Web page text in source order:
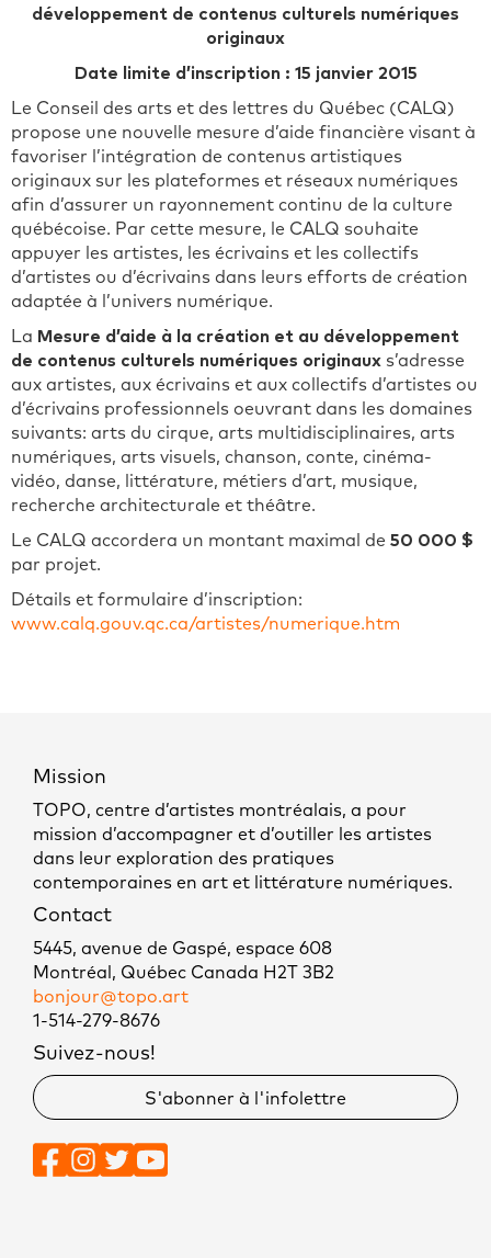
développement de contenus culturels numériques
originaux
Date limite d’inscription : 15 janvier 2015
Le Conseil des arts et des lettres du Québec (CALQ)
propose une nouvelle mesure d’aide financière visant à
favoriser l’intégration de contenus artistiques
originaux sur les plateformes et réseaux numériques
afin d’assurer un rayonnement continu de la culture
québécoise. Par cette mesure, le CALQ souhaite
appuyer les artistes, les écrivains et les collectifs
d’artistes ou d’écrivains dans leurs efforts de création
adaptée à l’univers numérique.
La Mesure d’aide à la création et au développement
de contenus culturels numériques originaux s’adresse
aux artistes, aux écrivains et aux collectifs d’artistes ou
d’écrivains professionnels oeuvrant dans les domaines
suivants: arts du cirque, arts multidisciplinaires, arts
numériques, arts visuels, chanson, conte, cinéma-
vidéo, danse, littérature, métiers d’art, musique,
recherche architecturale et théâtre.
Le CALQ accordera un montant maximal de 50 000 $
par projet.
Détails et formulaire d’inscription:
www.calq.gouv.qc.ca/artistes/numerique.htm
Mission
TOPO, centre d’artistes montréalais, a pour
mission d’accompagner et d’outiller les artistes
dans leur exploration des pratiques
contemporaines en art et littérature numériques.
Contact
5445, avenue de Gaspé, espace 608
Montréal, Québec Canada H2T 3B2
bonjour@topo.art
1-514-279-8676
Suivez-nous!
S'abonner à l'infolettre